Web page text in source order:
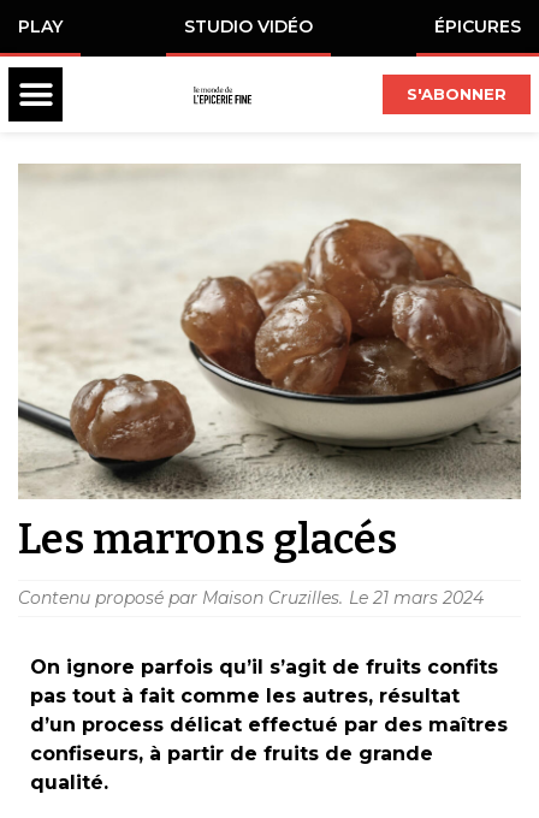
PLAY STUDIO VIDÉO ÉPICURES
S'ABONNER
Les marrons glacés
Contenu proposé par Maison Cruzilles. Le 21 mars 2024
On ignore parfois qu’il s’agit de fruits confits
pas tout à fait comme les autres, résultat
d’un process délicat effectué par des maîtres
confiseurs, à partir de fruits de grande
qualité.